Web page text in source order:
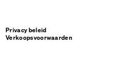
Privacy beleid
Verkoopsvoorwaarden